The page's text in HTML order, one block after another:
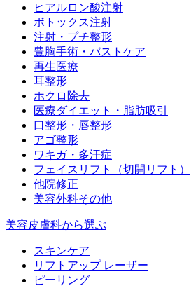
ヒアルロン酸注射
ボトックス注射
注射・プチ整形
豊胸手術・バストケア
再生医療
耳整形
ホクロ除去
医療ダイエット・脂肪吸引
口整形・唇整形
アゴ整形
ワキガ・多汗症
フェイスリフト（切開リフト）
他院修正
美容外科その他
美容皮膚科から選ぶ
スキンケア
リフトアップ レーザー
ピーリング